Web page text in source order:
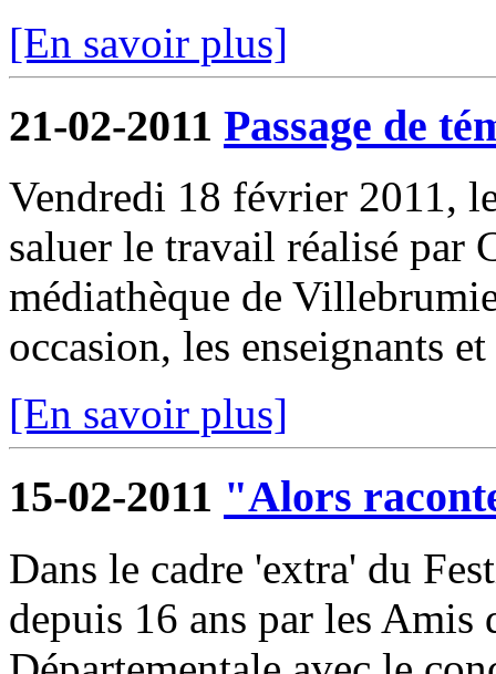
[En savoir plus]
21-02-2011 Passage de
Vendredi 18 février 2011,
saluer le travail réalisé par
médiathèque de
occasion, les enseignants
[En savoir plus]
15-02-2011 "Alors
Dans le cadre 'extra' du
depuis 16 ans par les Amis